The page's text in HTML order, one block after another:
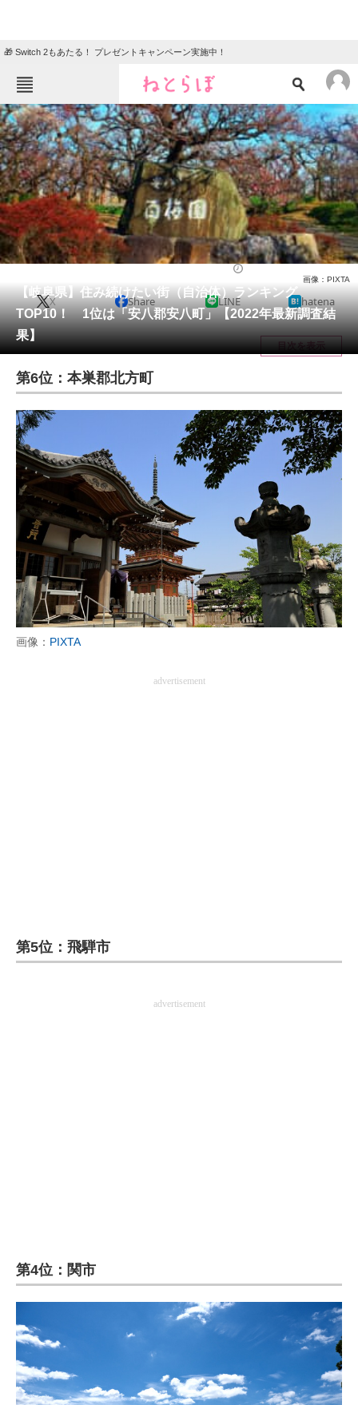
🎁 Switch 2もあたる！ プレゼントキャンペーン実施中！
ねとらぼメニュー
TOP ニュース
エンタメ クイズ
グルメ 地域
住まい 教育・育児
動物 リサーチ
会員記事
メディア
注目記事を集めた総合ページ
ITの今と未来を見通す
スマホと通信の最新トレンド
進化するPCとデバイスの未来
好きが集まる 比べて選べる
ビジネスと働き方のヒント
AI活用のいまが分かる
企業ITのトレンドを詳説
エネルギーの専門メディア
ちょっと気になるネットの話題
【岐阜県】住み続けたい街（自治体）ランキング
TOP10！ 1位は「安八郡安八町」【2022年最新調査結
果】
画像：PIXTA
X Share LINE hatena
目次を表示
第6位：本巣郡北方町
画像： PIXTA
advertisement
第5位：飛騨市
advertisement
第4位：関市